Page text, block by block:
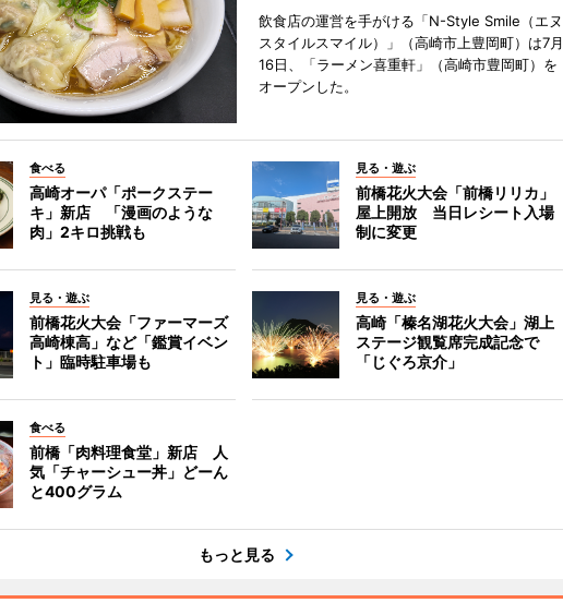
飲食店の運営を手がける「N-Style Smile（エヌ
スタイルスマイル）」（高崎市上豊岡町）は7月
16日、「ラーメン喜重軒」（高崎市豊岡町）を
オープンした。
食べる
高崎オーパ「ポークステー
キ」新店 「漫画のような
肉」2キロ挑戦も
見る・遊ぶ
前橋花火大会「前橋リリカ」
屋上開放 当日レシート入場
制に変更
見る・遊ぶ
前橋花火大会「ファーマーズ
高崎棟高」など「鑑賞イベン
ト」臨時駐車場も
見る・遊ぶ
高崎「榛名湖花火大会」湖上
ステージ観覧席完成記念で
「じぐろ京介」
食べる
前橋「肉料理食堂」新店 人
気「チャーシュー丼」どーん
と400グラム
もっと見る